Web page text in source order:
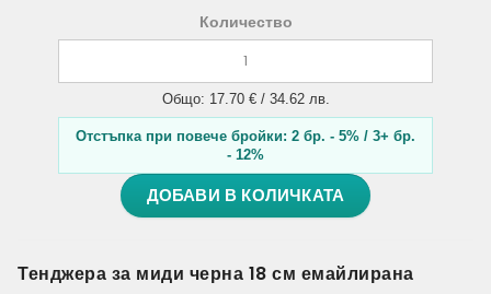
Количество
Общо: 17.70 € / 34.62 лв.
Отстъпка при повече бройки: 2 бр. - 5% / 3+ бр.
- 12%
ДОБАВИ В КОЛИЧКАТА
Тенджера за миди черна 18 см емайлирана